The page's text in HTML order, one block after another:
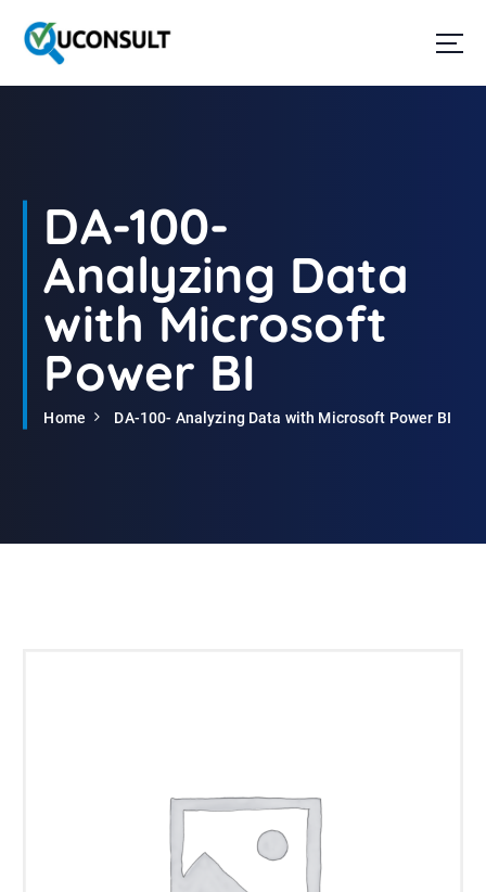
a
DA-100-
Analyzing Data
with Microsoft
Power BI
Home DA-100- Analyzing Data with Microsoft Power BI